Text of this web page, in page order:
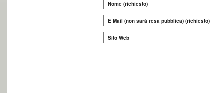
Nome (richiesto)
E Mail (non sarà resa pubblica) (richiesto)
Sito Web